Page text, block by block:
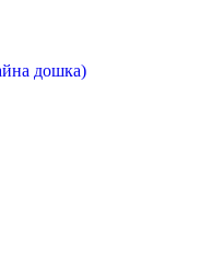
дошка)